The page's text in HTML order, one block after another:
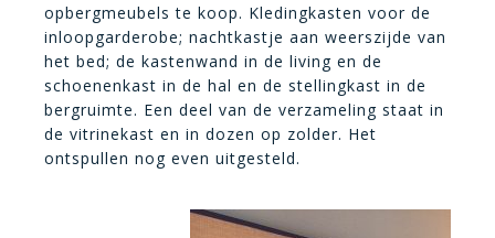
opbergmeubels te koop. Kledingkasten voor de
inloopgarderobe; nachtkastje aan weerszijde van
het bed; de kastenwand in de living en de
schoenenkast in de hal en de stellingkast in de
bergruimte. Een deel van de verzameling staat in
de vitrinekast en in dozen op zolder. Het
ontspullen nog even uitgesteld.